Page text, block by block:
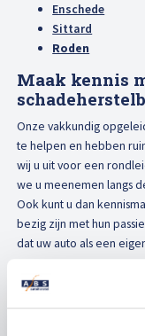
Enschede
Sittard
Roden
Maak kennis
Onze vakkundig
te helpen en hebben
wij u uit voor een
we u meenemen langs
Ook kunt u dan
bezig zijn met hun
dat uw auto als een
Voortdurend
schadeherstel